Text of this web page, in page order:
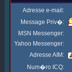
Adresse e-mail:
Message Priv�:
MSN Messenger:
Yahoo Messenger:
Adresse AIM:
Num�ro ICQ: